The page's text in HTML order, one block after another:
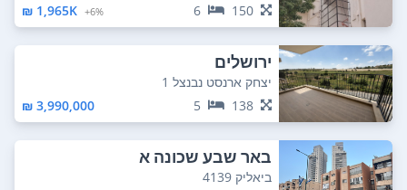
150
6
6%+
1,965K ₪
ירושלים
יצחק ארנסט נבנצל 1
138
5
3,990,000 ₪
באר שבע שכונה א
ביאליק 4139